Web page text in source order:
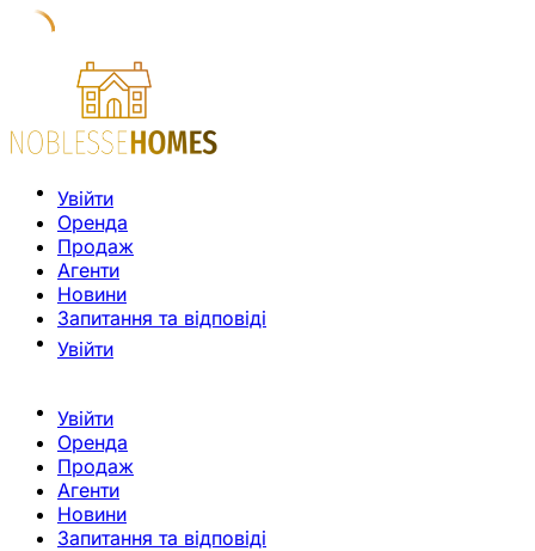
Увійти
Оренда
Продаж
Агенти
Новини
Запитання та відповіді
Увійти
Увійти
Оренда
Продаж
Агенти
Новини
Запитання та відповіді